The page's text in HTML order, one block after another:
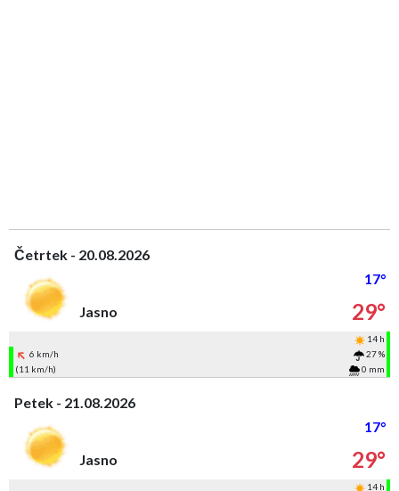
Četrtek - 20.08.2026
17°
Jasno
29°
14 h
6 km/h
27 %
(11 km/h)
0 mm
Petek - 21.08.2026
17°
Jasno
29°
14 h